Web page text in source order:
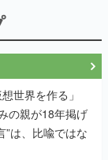
世界を作る」
の親が18年掲げ
”は、比喩ではな